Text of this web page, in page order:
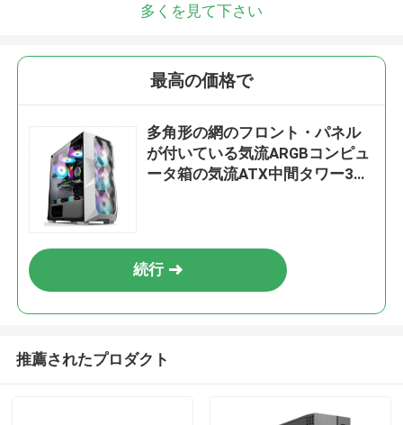
多くを見て下さい
最高の価格で
多角形の網のフロント・パネル
が付いている気流ARGBコンピュ
ータ箱の気流ATX中間タワー3
続行
推薦されたプロダクト